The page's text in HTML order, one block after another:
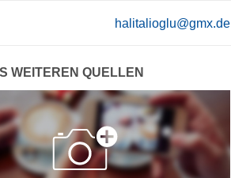
halitalioglu@gmx.de
WEITEREN QUELLEN